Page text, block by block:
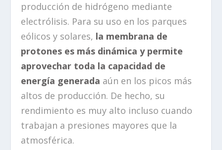
producción de hidrógeno mediante
electrólisis. Para su uso en los parques
eólicos y solares, la membrana de
protones es más dinámica y permite
aprovechar toda la capacidad de
energía generada aún en los picos más
altos de producción. De hecho, su
rendimiento es muy alto incluso cuando
trabajan a presiones mayores que la
atmosférica.